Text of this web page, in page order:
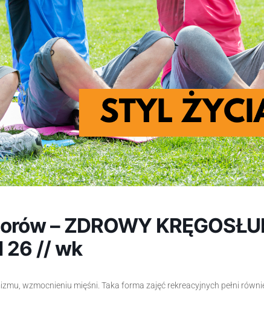
– ZDROWY
26 // wk
wzmocnieniu mięśni. Taka forma zajęć rekreacyjnych pełni